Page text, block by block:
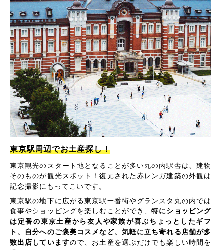
東京駅周辺でお土産探し！
東京観光のスタート地となることが多い丸の内駅舎は、建物
そのものが観光スポット！復元された赤レンガ建築の外観は
記念撮影にもってこいです。
東京駅の地下に広がる東京駅一番街やグランスタ丸の内では
食事やショッピングを楽しむことができ、特にショッピング
は定番の東京土産から友人や家族が喜ぶちょっとしたギフ
ト、自分へのご褒美コスメなど、気軽に立ち寄れる店舗が多
数出店していますので、お土産を選ぶだけでも楽しい時間を